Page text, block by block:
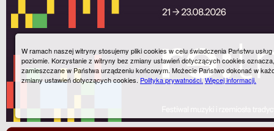
W ramach naszej witryny stosujemy pliki cookies w celu świadczenia Państwu
poziomie. Korzystanie z witryny bez zmiany ustawień dotyczących cookies
zamieszczane w Państwa urządzeniu końcowym. Możecie Państwo dokonać w
zmiany ustawień dotyczących cookies. Polityka prywatności.Więcej informacji.